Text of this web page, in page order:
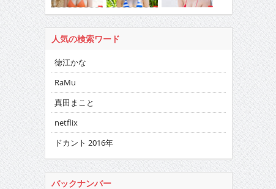
人気の検索ワード
徳江かな
RaMu
真田まこと
netflix
ドカント 2016年
バックナンバー